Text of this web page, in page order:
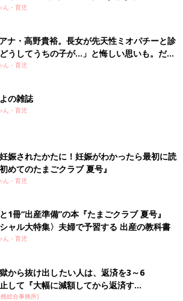
ケ選手･岡田優介
ん・育児
ナ・高野貴裕。長女が先天性ミオパチーと診
うしてうちの子が…」と悔しい思いも。だか
娘との時間を全力で楽しみたい
ん・育児
の雑誌
ん・育児
娠されたかたに！妊娠がわかったら最初に読
めてのたまごクラブ 夏号』
ん・育児
1冊“出産準備”の本『たまごクラブ 夏号』
シャル大特集〉夫婦で予習する 出産の教科書
ん・育児
から抜け出したい人は、返済を3～6
して『大幅に減額してから返済す...
総合事務所)